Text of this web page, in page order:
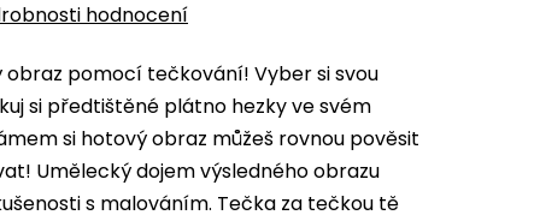
hodnocení
obraz pomocí tečkování! Vyber si svou
si předtištěné plátno hezky ve svém
si hotový obraz můžeš rovnou pověsit
Umělecký dojem výsledného obrazu
s malováním. Tečka za tečkou tě